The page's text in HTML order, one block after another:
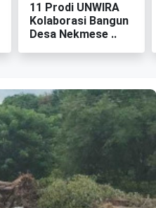
‎11 Prodi UNWIRA
Kolaborasi Bangun
Desa Nekmese ‎..